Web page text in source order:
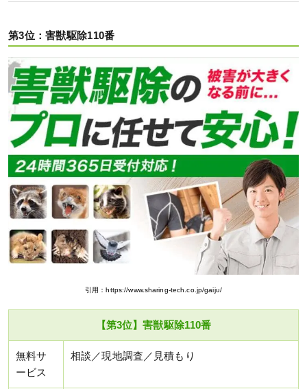
第3位：害獣駆除110番
引用：https://www.sharing-tech.co.jp/gaiju/
【第3位】害獣駆除110番
無料サ
ービス
相談／現地調査／見積もり